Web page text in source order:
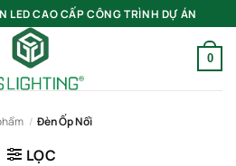
LED CAO CẤP CÔNG TRÌNH DỰ ÁN
0
/ Đèn Ốp Nổi
LỌC